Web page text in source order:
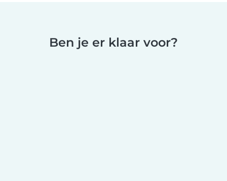
Ben je er klaar voor?